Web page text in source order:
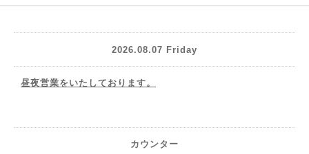
2026.08.07 Friday
昼夜営業をいたしております。
カウンター